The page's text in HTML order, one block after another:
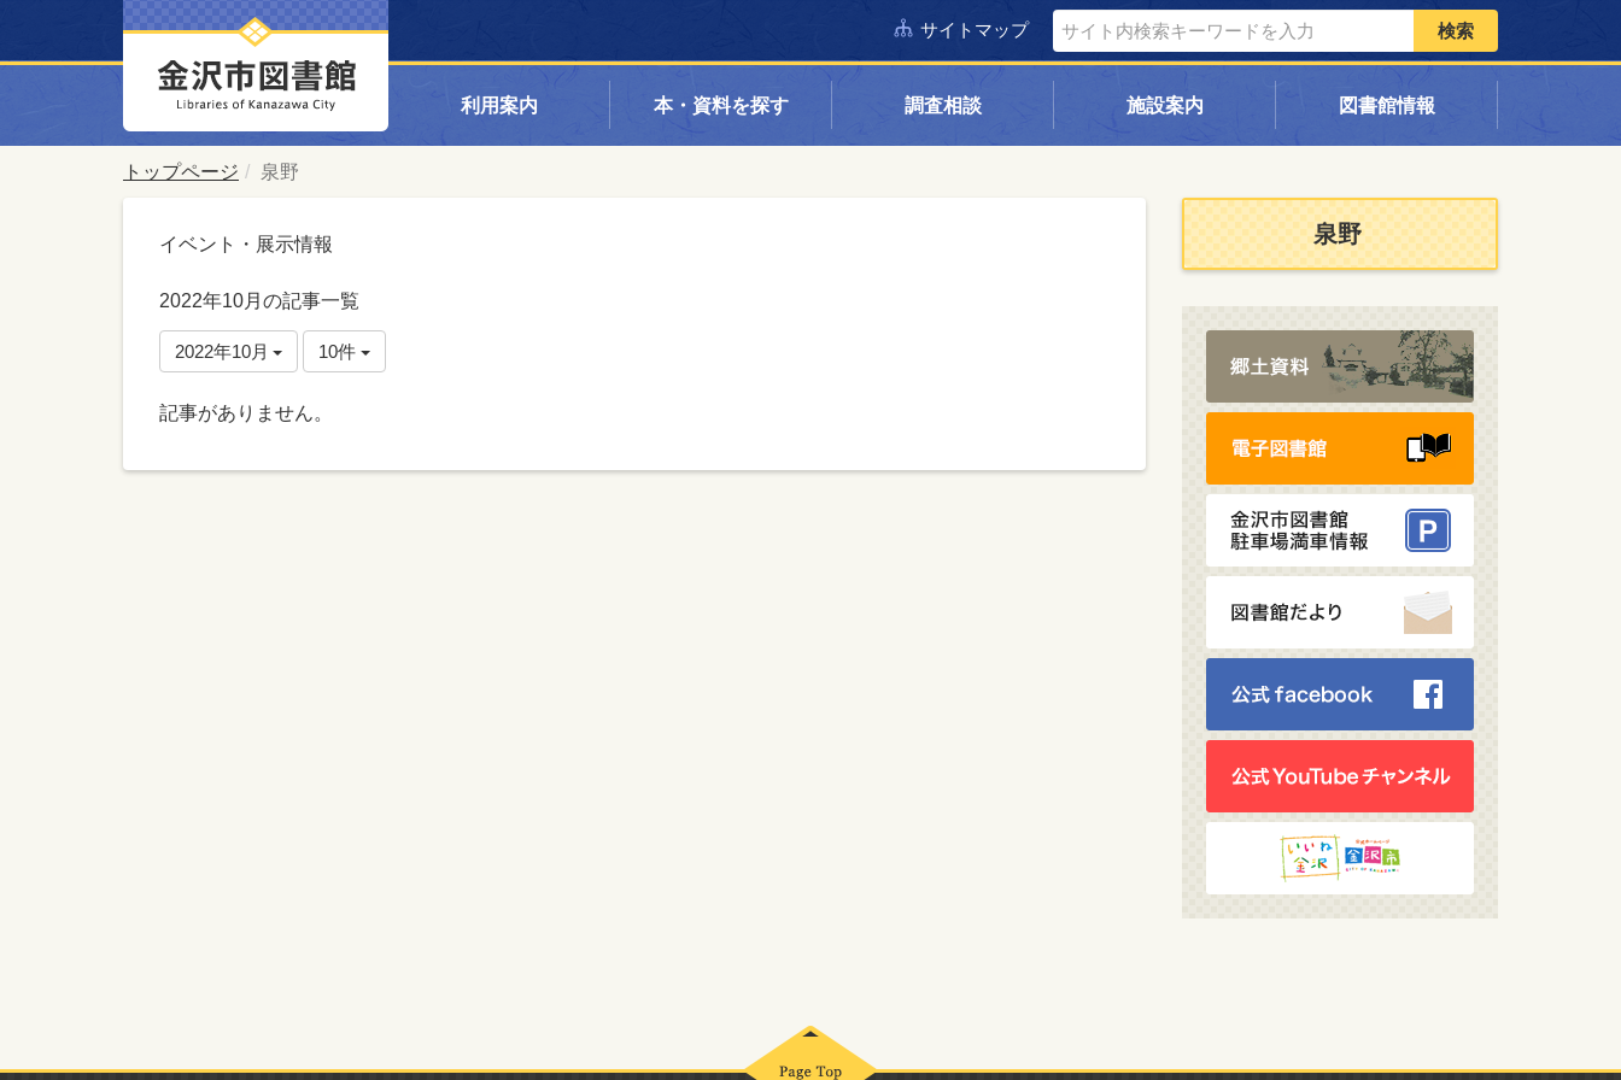
サイトマップ 検索
利用案内 本・資料を探す 調査相談 施設案内 図書館情報
トップページ 泉野
イベント・展示情報
2022年10月の記事一覧
2022年10月 10件
記事がありません。
泉野